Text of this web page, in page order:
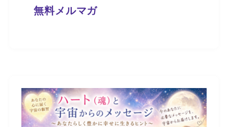
無料メルマガ